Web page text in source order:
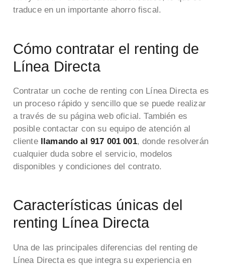
traduce en un importante ahorro fiscal.
Cómo contratar el renting de
Línea Directa
Contratar un coche de renting con Línea Directa es
un proceso rápido y sencillo que se puede realizar
a través de su página web oficial. También es
posible contactar con su equipo de atención al
clientellamando al 917 001 001, donde resolverán
cualquier duda sobre el servicio, modelos
disponibles y condiciones del contrato.
Características únicas del
renting Línea Directa
Una de las principales diferencias del renting de
Línea Directa es que integra su experiencia en